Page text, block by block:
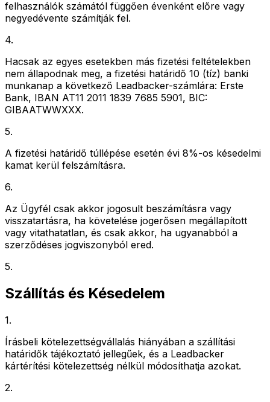
felhasználók számától függően évenként előre vagy
negyedévente számítják fel.
4.
Hacsak az egyes esetekben más fizetési feltételekben
nem állapodnak meg, a fizetési határidő 10 (tíz) banki
munkanap a következő Leadbacker-számlára: Erste
Bank, IBAN AT11 2011 1839 7685 5901, BIC:
GIBAATWWXXX.
5.
A fizetési határidő túllépése esetén évi 8%-os késedelmi
kamat kerül felszámításra.
6.
Az Ügyfél csak akkor jogosult beszámításra vagy
visszatartásra, ha követelése jogerősen megállapított
vagy vitathatatlan, és csak akkor, ha ugyanabból a
szerződéses jogviszonyból ered.
5.
Szállítás és Késedelem
1.
Írásbeli kötelezettségvállalás hiányában a szállítási
határidők tájékoztató jellegűek, és a Leadbacker
kártérítési kötelezettség nélkül módosíthatja azokat.
2.